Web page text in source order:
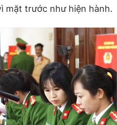
mặt trước như hiện hành.